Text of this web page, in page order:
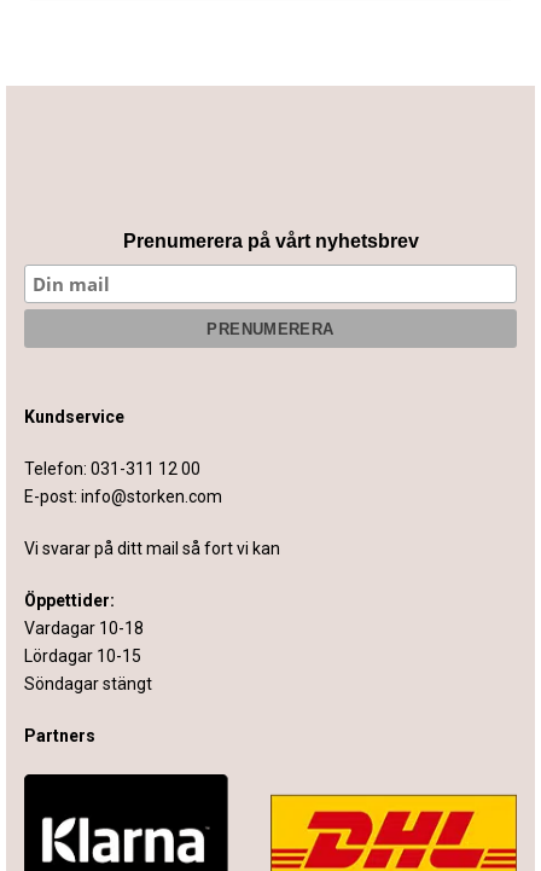
Prenumerera på vårt nyhetsbrev
Kundservice
Telefon: 031-311 12 00
E-post: info@storken.com
Vi svarar på ditt mail så fort vi kan
Öppettider:
Vardagar 10-18
Lördagar 10-15
Söndagar stängt
Partners